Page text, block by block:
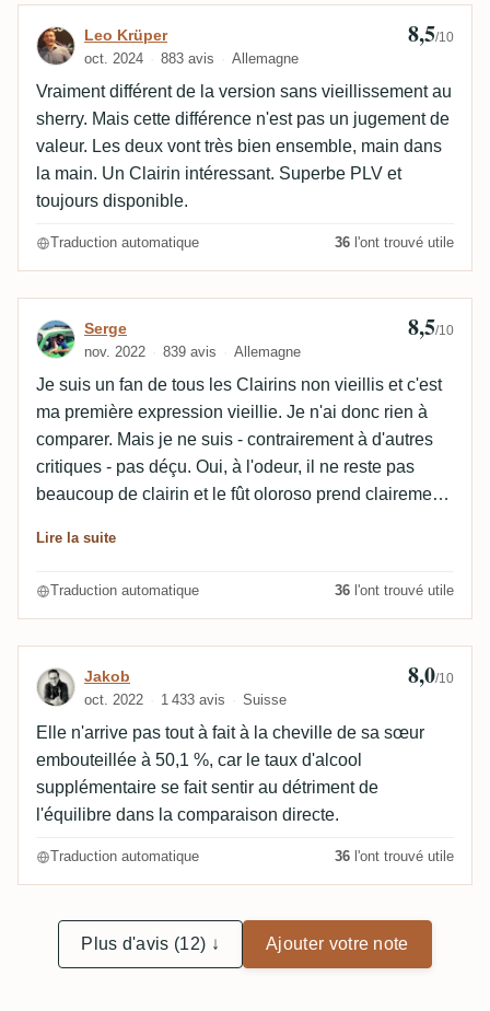
Avis de Leo Krüper
Leo Krüper
oct. 2024 883 avis Allemagne
8,5/10
Vraiment différent de la version sans vieillissement au
sherry. Mais cette différence n'est pas un jugement de
valeur. Les deux vont très bien ensemble, main dans
la main. Un Clairin intéressant. Superbe PLV et
toujours disponible.
Traduction automatique 36 l'ont trouvé utile
Avis de Serge
Serge
nov. 2022 839 avis Allemagne
8,5/10
Je suis un fan de tous les Clairins non vieillis et c'est
ma première expression vieillie. Je n'ai donc rien à
comparer. Mais je ne suis - contrairement à d'autres
critiques - pas déçu. Oui, à l'odeur, il ne reste pas
beaucoup de clairin et le fût oloroso prend clairement
également beaucoup apprécié le goût où il y a assez
la cerise, le cassis noir et la prune séchée ainsi que le
de dégustation, mais aussi après une nouvelle
dégustation côte à côte avec l'autre version vieillie
dans des fûts de whisky et de rhum qui me rattrape.
Lire la suite
Traduction automatique 36 l'ont trouvé utile
Avis de Jakob
Jakob
oct. 2022 1 433 avis Suisse
8,0/10
Elle n'arrive pas tout à fait à la cheville de sa sœur
embouteillée à 50,1 %, car le taux d'alcool
supplémentaire se fait sentir au détriment de
l'équilibre dans la comparaison directe.
Traduction automatique 36 l'ont trouvé utile
Plus d'avis (12) ↓ Ajouter votre note